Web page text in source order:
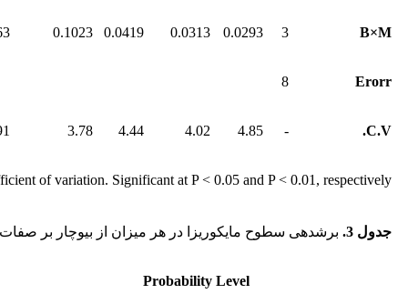
B×M
3
0.0293
0.0313
0.0419
0.1023
Erorr
8
C.V.
-
4.85
4.02
4.44
3.78
of variation. Significant at P < 0.05 and P < 0.01, respectively.
جدول 3 . برش­دهی سطوح مایکوریزا در هر میزان از بیوچار بر
Probability Level